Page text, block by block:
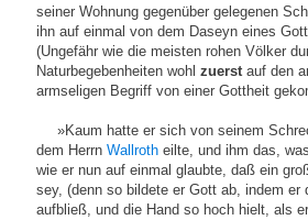
seiner Wohnung gegenüber gelegenen
ihn auf einmal von dem Daseyn eines
(Ungefähr wie die meisten rohen Völker
Naturbegebenheiten wohl zuerstauf den
armseligen Begriff von einer Gottheit
»Kaum hatte er sich von seinem
dem Herrn Wallroth eilte, und ihm das,
wie er nun auf einmal glaubte, daß ein
sey, (denn so bildete er Gott ab, indem er
aufbließ, und die Hand so hoch hielt, als